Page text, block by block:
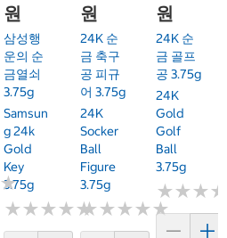
★
★
원
삼성행
운의 순
금열쇠
3.75g
Samsun
G 24k
Gold
Key
3.75g
★★★★★
★★★★★
원
24K 순
금 축구
공 피규
어 3.75g
24K
Socker
Ball
Figure
3.75g
★★★★★
★★★★★
원
24K 순
금 골프
공 3.75g
24K
Gold
Golf
Ball
3.75g
★★★
★★★